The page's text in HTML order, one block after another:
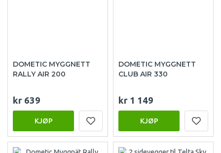
DOMETIC MYGGNETT
RALLY AIR 200
kr 639
KJØP
DOMETIC MYGGNETT
CLUB AIR 330
kr 1 149
KJØP